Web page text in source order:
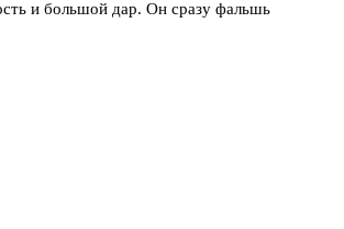
и большой дар. Он сразу фальшь